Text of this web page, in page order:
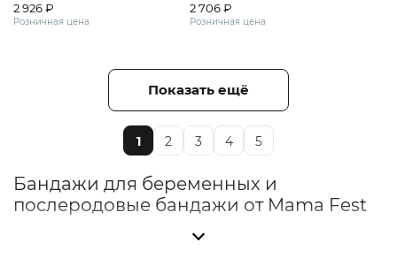
2 926 ₽
Розничная цена
2 706 ₽
Розничная цена
Показать ещё
1 2 3 4 5
Бандажи для беременных и
послеродовые бандажи от Mama Fest
Бандаж — это незаменимый помощник для